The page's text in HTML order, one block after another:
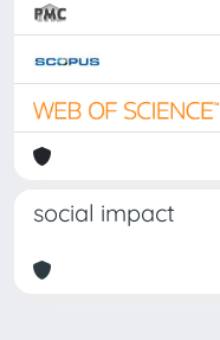
social impact